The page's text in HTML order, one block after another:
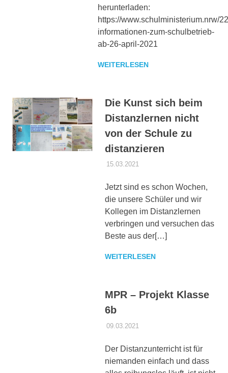
herunterladen:
https://www.schulministerium.nrw/
informationen-zum-schulbetrieb-
ab-26-april-2021
WEITERLESEN
Die Kunst sich beim
Distanzlernen nicht
von der Schule zu
distanzieren
15.03.2021DANIEL SCHROEER
ALLGEMEIN
Jetzt sind es schon Wochen,
die unsere Schüler und wir
Kollegen im Distanzlernen
verbringen und versuchen das
Beste aus der[…]
WEITERLESEN
MPR – Projekt Klasse
6b
09.03.2021
Der Distanzunterricht ist für
niemanden einfach und dass